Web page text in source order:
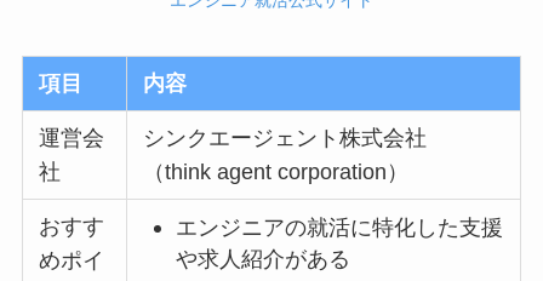
項目 内容
運営会
社
シンクエージェント株式会社
（think agent corporation）
おすす
めポイ
エンジニアの就活に特化した支援
や求人紹介がある